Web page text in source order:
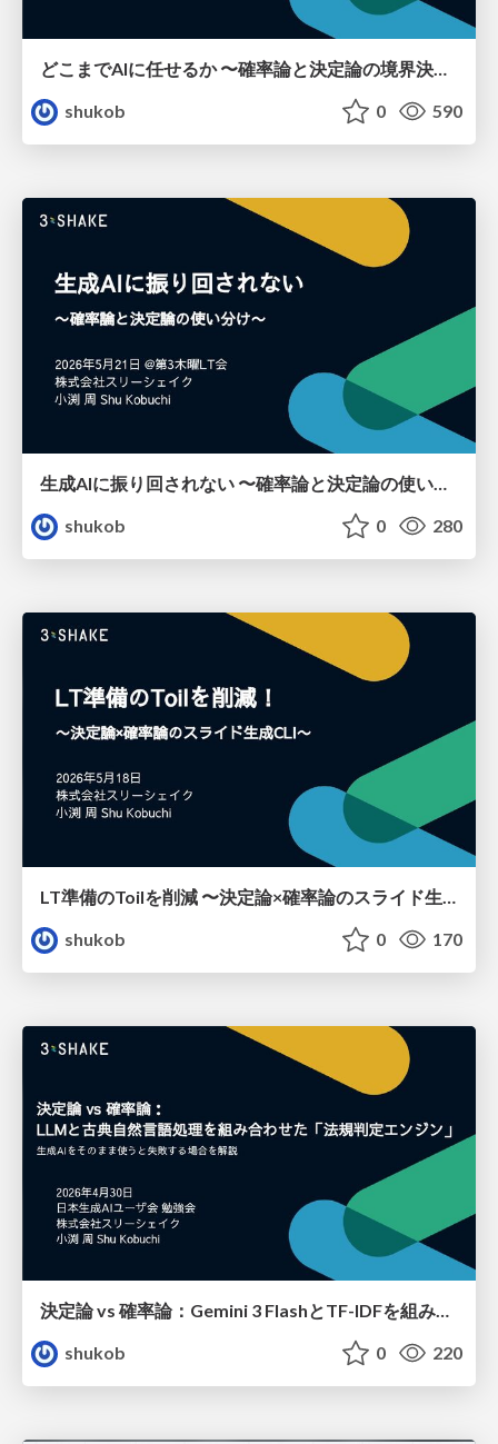
どこまでAIに任せるか 〜確率論と決定論の境界決定〜
shukob
0 590
shukob
0 280
LT準備のToilを削減 〜決定論×確率論のスライド生成CLI〜
shukob
0 170
決定論 vs 確率論：Gemini 3 FlashとTF-IDFを組み合わせた「法規判定エンジン」の構築
shukob
0 220